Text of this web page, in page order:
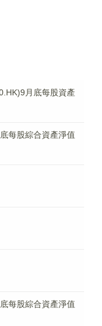
月底每股資產
每股綜合資產淨值
每股綜合資產淨值